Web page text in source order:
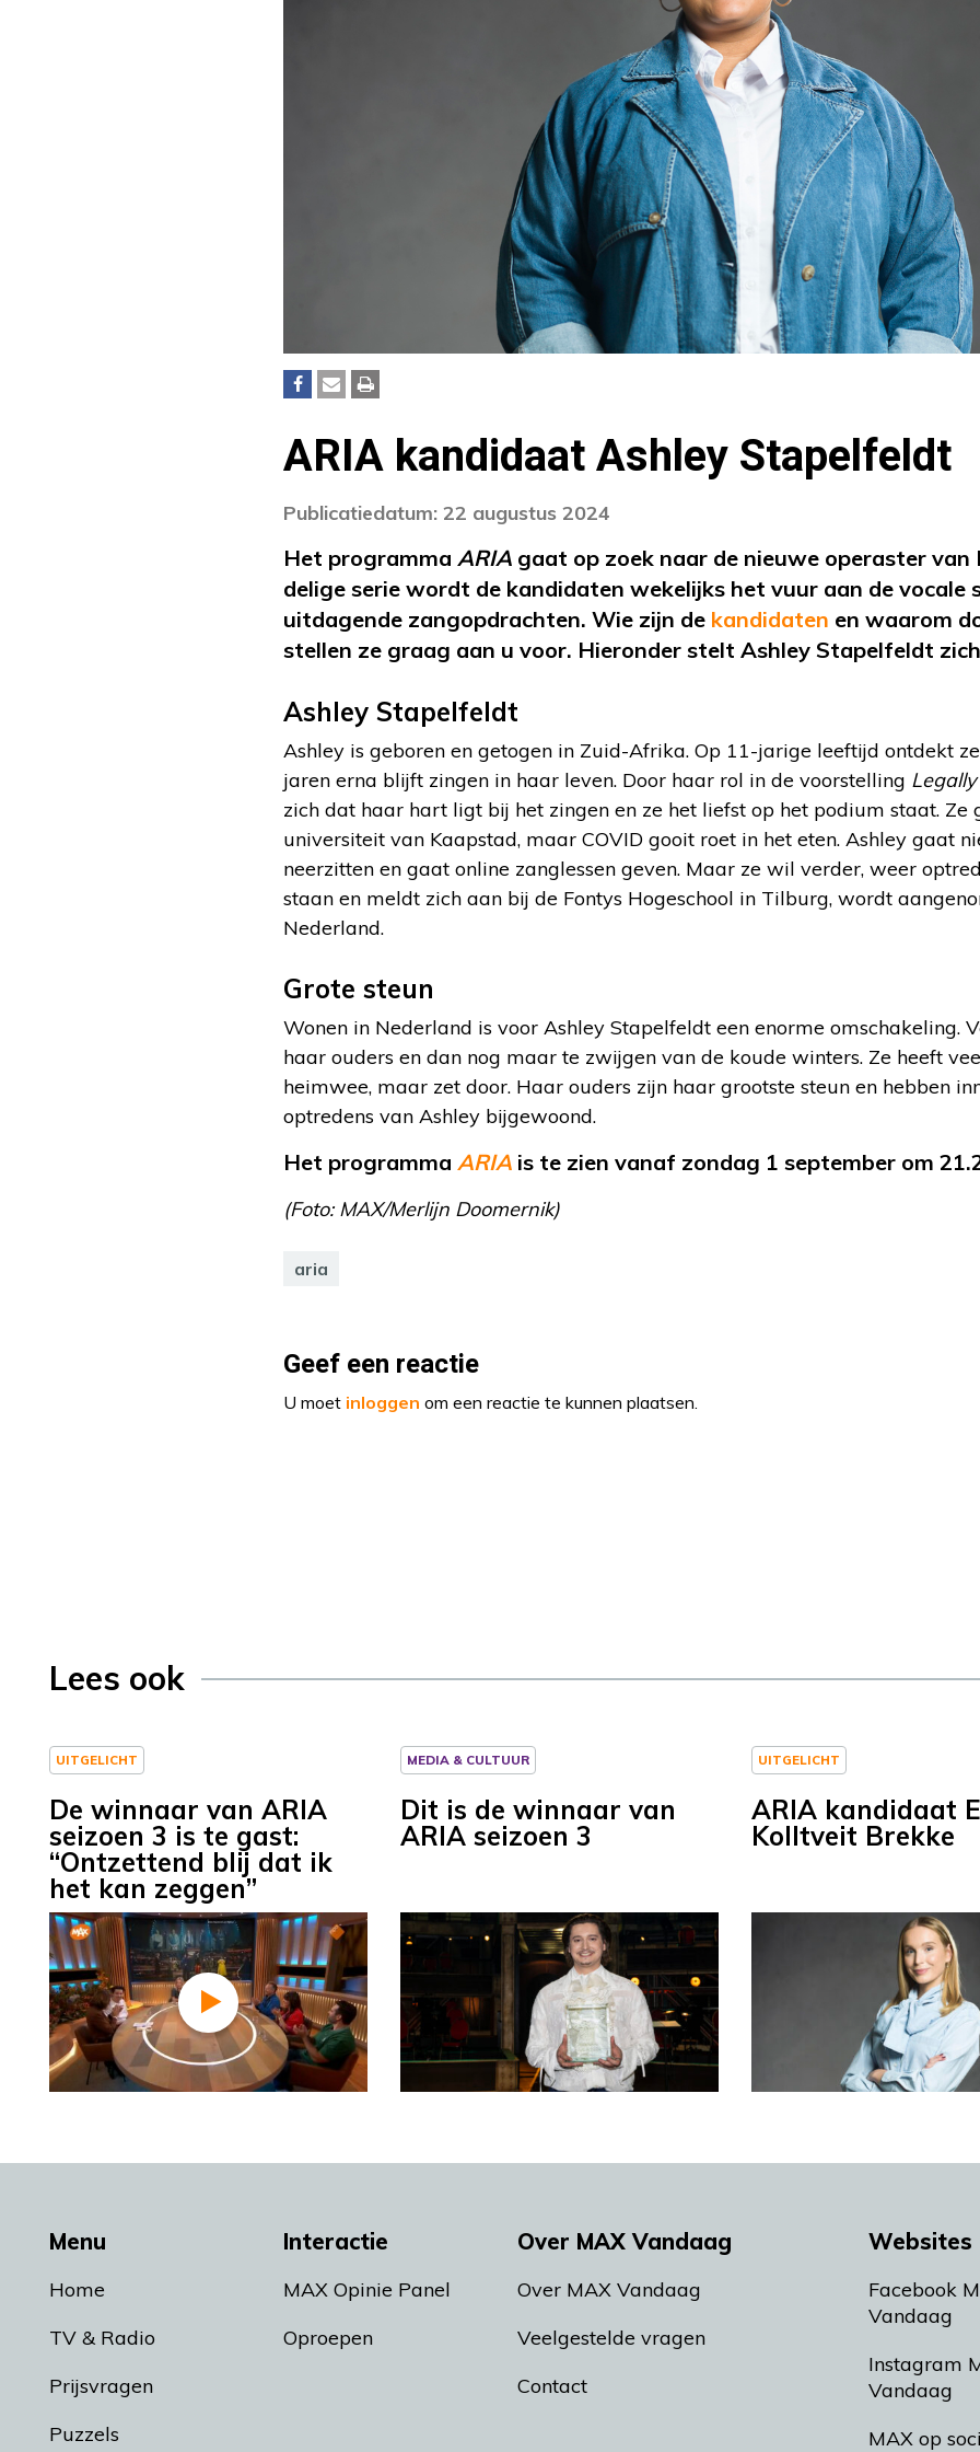
ARIA kandidaat Ashley Stapelfeldt
Publicatiedatum: 22 augustus 2024
Het programma ARIA gaat op zoek naar de nieuwe operaster van
delige serie wordt de kandidaten wekelijks het vuur aan de vocale
uitdagende zangopdrachten. Wie zijn de kandidaten en waarom
stellen ze graag aan u voor. Hieronder stelt Ashley Stapelfeldt
Ashley Stapelfeldt
Ashley is geboren en getogen in Zuid-Afrika. Op 11-jarige leeftijd ontdekt
jaren erna blijft zingen in haar leven. Door haar rol in de voorstelling
zich dat haar hart ligt bij het zingen en ze het liefst op het podium staat. Ze
universiteit van Kaapstad, maar COVID gooit roet in het eten. Ashley gaat
neerzitten en gaat online zanglessen geven. Maar ze wil verder, weer
staan en meldt zich aan bij de Fontys Hogeschool in Tilburg, wordt
Nederland.
Grote steun
Wonen in Nederland is voor Ashley Stapelfeldt een enorme omschakeling.
haar ouders en dan nog maar te zwijgen van de koude winters. Ze heeft
heimwee, maar zet door. Haar ouders zijn haar grootste steun en hebben
optredens van Ashley bijgewoond.
Het programma ARIA is te zien vanaf zondag 1 september om
(Foto: MAX/Merlijn Doomernik)
aria
Geef een reactie
U moet inloggen om een reactie te kunnen plaatsen.
Lees ook
UITGELICHT
De winnaar van ARIA
seizoen 3 is te gast:
“Ontzettend blij dat ik
het kan zeggen”
MEDIA & CULTUUR
Dit is de winnaar van
ARIA seizoen 3
UITGELICHT
ARIA kandidaat
Kolltveit Brekke
Menu
Home
TV & Radio
Prijsvragen
Puzzels
Interactie
MAX Opinie Panel
Oproepen
Over MAX Vandaag
Over MAX Vandaag
Veelgestelde vragen
Contact
Websites
Facebook
Vandaag
Instagram
Vandaag
MAX op